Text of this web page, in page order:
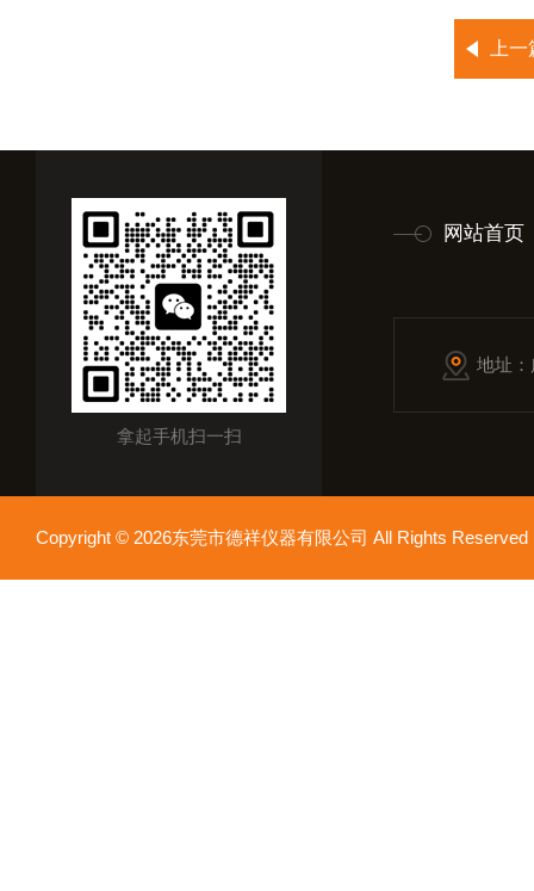
上
拿起手机扫一扫
网站首页
地址
Copyright © 2026东莞市德祥仪器有限公司 All Rights